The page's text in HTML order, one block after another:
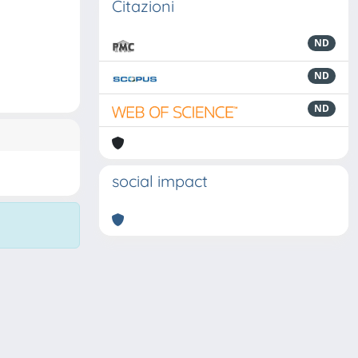
Citazioni
ND
ND
ND
social impact